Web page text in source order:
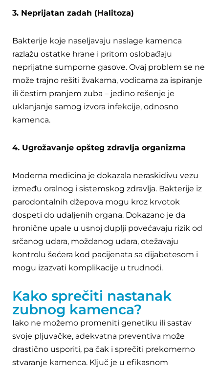
3. Neprijatan zadah (Halitoza)
Bakterije koje naseljavaju naslage kamenca
razlažu ostatke hrane i pritom oslobađaju
neprijatne sumporne gasove. Ovaj problem se ne
može trajno rešiti žvakama, vodicama za ispiranje
ili čestim pranjem zuba – jedino rešenje je
uklanjanje samog izvora infekcije, odnosno
kamenca.
4. Ugrožavanje opšteg zdravlja organizma
Moderna medicina je dokazala neraskidivu vezu
između oralnog i sistemskog zdravlja. Bakterije iz
parodontalnih džepova mogu kroz krvotok
dospeti do udaljenih organa. Dokazano je da
hronične upale u usnoj duplji povećavaju rizik od
srčanog udara, moždanog udara, otežavaju
kontrolu šećera kod pacijenata sa dijabetesom i
mogu izazvati komplikacije u trudnoći.
Kako sprečiti nastanak
zubnog kamenca?
Iako ne možemo promeniti genetiku ili sastav
svoje pljuvačke, adekvatna preventiva može
drastično usporiti, pa čak i sprečiti prekomerno
stvaranje kamenca. Ključ je u efikasnom